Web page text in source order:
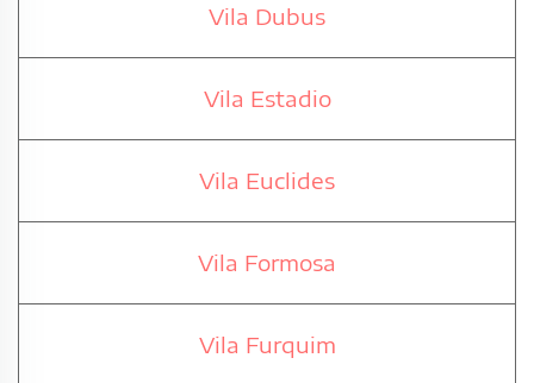
Vila Dubus
Vila Estadio
Vila Euclides
Vila Formosa
Vila Furquim